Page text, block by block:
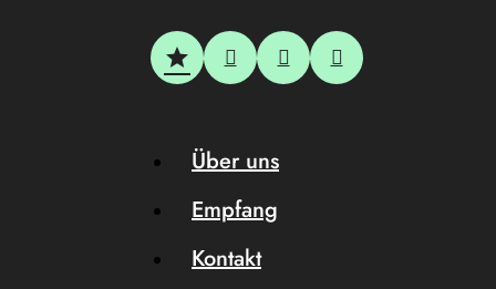
Über uns
Empfang
Kontakt